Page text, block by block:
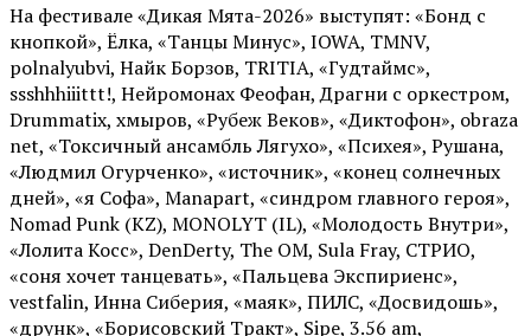
На фестивале «Дикая Мята-2026» выступят: «Бонд с
кнопкой», Ёлка, «Танцы Минус», IOWA, TMNV,
polnalyubvi, Найк Борзов, TRITIA, «Гудтаймс»,
ssshhhiiittt!, Нейромонах Феофан, Драгни с оркестром,
Drummatix, хмыров, «Рубеж Веков», «Диктофон», obraza
net, «Токсичный ансамбль Лягухо», «Психея», Рушана,
«Людмил Огурченко», «источник», «конец солнечных
дней», «я Софа», Manapart, «синдром главного героя»,
Nomad Punk (KZ), MONOLYT (IL), «Молодость Внутри»,
«Лолита Косс», DenDerty, The OM, Sula Fray, СТРИО,
«соня хочет танцевать», «Пальцева Экспириенс»,
vestfalin, Инна Сиберия, «маяк», ПИЛС, «Досвидошь»,
«друнк», «Борисовский Тракт», Sipe, 3.56 am,